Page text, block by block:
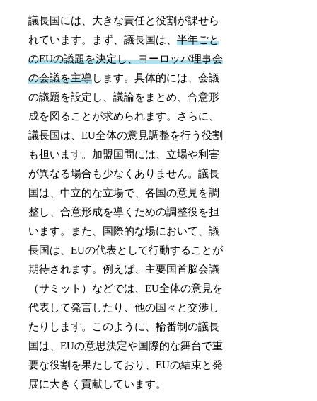
議長国には、大きな責任と役割が課せら
れています。まず、議長国は、半年ごと
のEUの議題を決定し、ヨーロッパ理事会
の会議を主導します。具体的には、会議
の議題を設定し、議論をまとめ、合意形
成を図ることが求められます。さらに、
議長国は、EU全体の意見調整を行う役割
も担います。加盟国間には、立場や利害
が異なる場合も少なくありません。議長
国は、中立的な立場で、各国の意見を調
整し、合意形成を導くための調整役を担
います。また、国際的な場において、議
長国は、EUの代表として行動することが
期待されます。例えば、主要国首脳会議
（サミット）などでは、EU全体の意見を
代表して発言したり、他の国々と交渉し
たりします。このように、輪番制の議長
国は、EUの意思決定や国際的な舞台で重
要な役割を果たしており、EUの結束と発
展に大きく貢献しています。